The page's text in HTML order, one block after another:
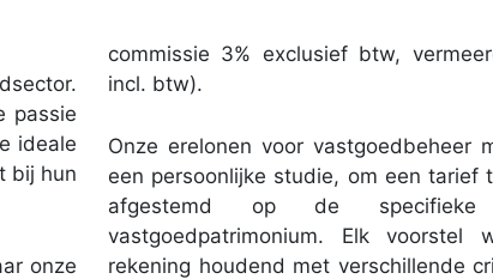
passie
ideale
bij hun
onze
commissie 3% exclusief btw,
incl. btw).
Onze erelonen voor vastgoedbeheer
een persoonlijke studie, om een tarief
afgestemd op de
vastgoedpatrimonium. Elk voorstel
rekening houdend met verschillende